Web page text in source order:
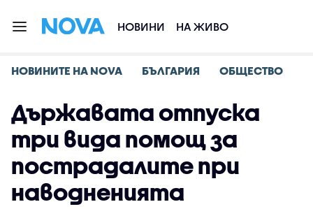
НОВИНИ НА ЖИВО
НОВИНИТЕ НА NOVA БЪЛГАРИЯ ОБЩЕСТВО
Държавата отпуска
три вида помощ за
пострадалите при
наводненията